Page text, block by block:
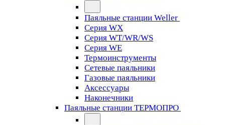
Паяльные станции Weller
Серия WX
Серия WT/WR/WS
Серия WE
Термоинструменты
Сетевые паяльники
Газовые паяльники
Аксессуары
Наконечники
Паяльные станции ТЕРМОПРО